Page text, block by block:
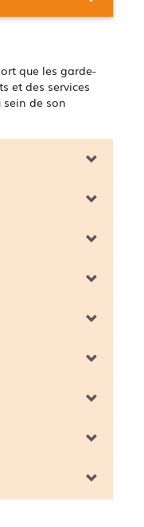
que les garde-
et des services
de son